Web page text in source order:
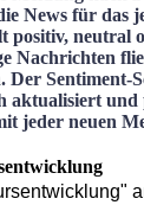
News für das
positiv, neutral
Nachrichten
Der Sentiment-
aktualisiert und
jeder neuen